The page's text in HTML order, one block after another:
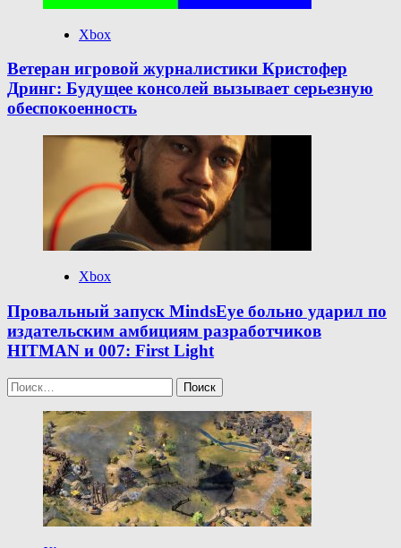
Xbox
Ветеран игровой журналистики Кристофер
Дринг: Будущее консолей вызывает серьезную
обеспокоенность
Xbox
Провальный запуск MindsEye больно ударил по
издательским амбициям разработчиков
HITMAN и 007: First Light
Найти: